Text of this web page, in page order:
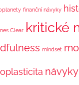
finanční návyky
Clear kritické
mindset
návyky